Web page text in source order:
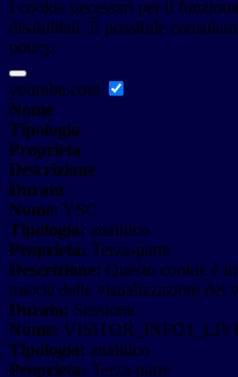
I cookie necessari per il
disabilitati. È possibile
policy.
youtube.com
Nome
Tipologia
Proprieta
Descrizione
Durata
Nome: YSC
Tipologia: analitico
Proprieta: Terza-parte
Descrizione: Questo cookie è
traccia delle visualizzazioni dei
Durata: Sessione
Nome:
Tipologia: analitico
Proprieta: Terza-parte